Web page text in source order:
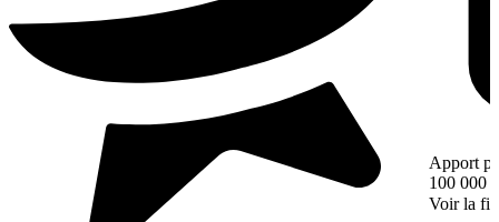
Apport
100 000 €
Voir la